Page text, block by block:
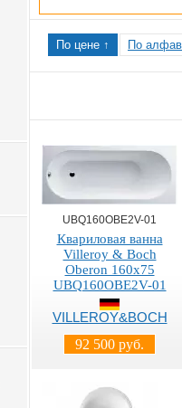
По цене ↑ По
UBQ160OBE2V-01
Квариловая ванна
Villeroy & Boch
Oberon 160x75
UBQ160OBE2V-01
VILLEROY&BOCH
92 500 руб.